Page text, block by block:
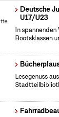
Deutsche
U17/U23
In
Bootsklassen
Lesegenuss